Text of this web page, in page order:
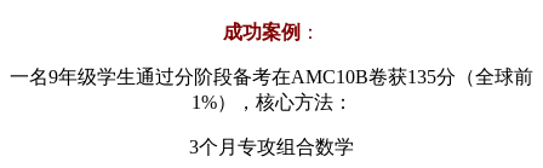
​成功案例​ ​：
一名9年级学生通过分阶段备考在AMC10B卷获135分（全球前
1%），核心方法：
3个月专攻组合数学